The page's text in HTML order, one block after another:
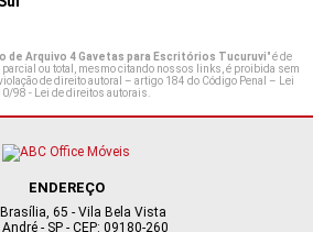
de Arquivo 4 Gavetas para Escritórios Tucuruvi" é de
ou total, mesmo citando nossos links, é proibida sem
de direito autoral – artigo 184 do Código Penal – Lei
98 - Lei de direitos autorais.
ENDEREÇO
65 - Vila Bela Vista
- SP - CEP: 09180-260